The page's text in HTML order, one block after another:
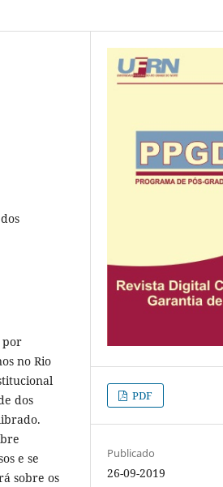
por
no Rio
dos
e se
sobre os
PDF
Publicado
26-09-2019